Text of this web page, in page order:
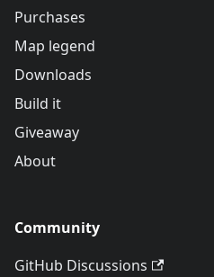
Purchases
Map legend
Downloads
Build it
Giveaway
About
Community
GitHub Discussions